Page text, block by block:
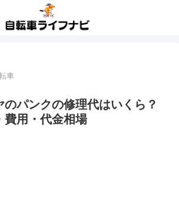
車
のパンクの修理代はいくら？
費用・代金相場